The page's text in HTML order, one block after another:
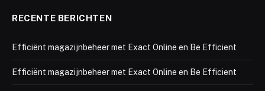
RECENTE BERICHTEN
Efficiënt magazijnbeheer met Exact Online en Be Efficient
Efficiënt magazijnbeheer met Exact Online en Be Efficient